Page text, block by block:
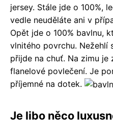
jersey. Stále jde o 100%,
vedle neuděláte ani v
Opět jde o 100% bavlnu,
vlnitého povrchu. Nežehlí
přijde na chuť. Na zimu je
flanelové povlečení. Je
příjemné na dotek.
Je libo něco